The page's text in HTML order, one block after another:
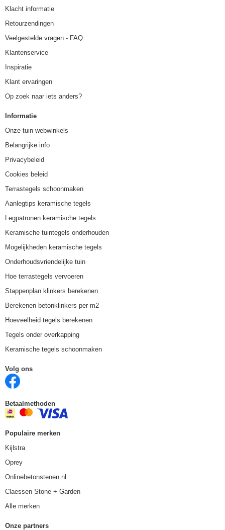
Klacht informatie
Retourzendingen
Veelgestelde vragen - FAQ
Klantenservice
Inspiratie
Klant ervaringen
Op zoek naar iets anders?
Informatie
Onze tuin webwinkels
Belangrijke info
Privacybeleid
Cookies beleid
Terrastegels schoonmaken
Aanlegtips keramische tegels
Legpatronen keramische tegels
Keramische tuintegels onderhouden
Mogelijkheden keramische tegels
Onderhoudsvriendelijke tuin
Hoe terrastegels vervoeren
Stappenplan klinkers berekenen
Berekenen betonklinkers per m2
Hoeveelheid tegels berekenen
Tegels onder overkapping
Keramische tegels schoonmaken
Volg ons
Betaalmethoden
Populaire merken
Kijlstra
Oprey
Onlinebetonstenen.nl
Claessen Stone + Garden
Alle merken
Onze partners